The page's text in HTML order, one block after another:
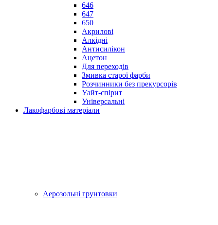
646
647
650
Акрилові
Алкідні
Антисилікон
Ацетон
Для переходів
Змивка старої фарби
Розчинники без прекурсорів
Уайт-спірит
Універсальні
Лакофарбові матеріали
Аерозольні грунтовки